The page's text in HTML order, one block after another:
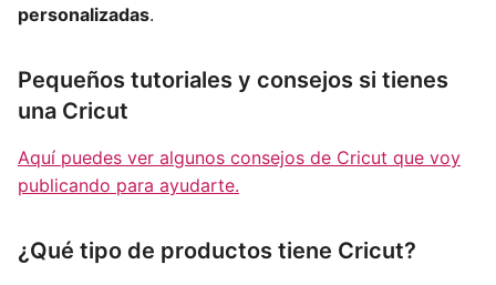
personalizadas.
Pequeños tutoriales y consejos si tienes
una Cricut
Aquí puedes ver algunos consejos de Cricut que voy
publicando para ayudarte.
¿Qué tipo de productos tiene Cricut?